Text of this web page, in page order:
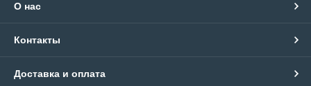
О нас
Контакты
Доставка и оплата